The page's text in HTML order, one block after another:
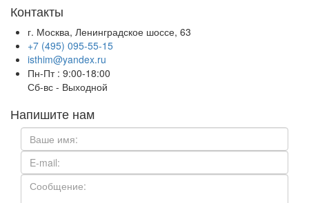
Контакты
г. Москва, Ленинградское шоссе, 63
+7 (495) 095-55-15
isthim@yandex.ru
Пн-Пт : 9:00-18:00
Сб-вс - Выходной
Напишите нам